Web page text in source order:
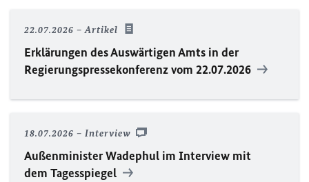
22.07.2026 Artikel
Erklärungen des Auswärtigen Amts in der
Regierungspressekonferenz vom 22.07.2026
18.07.2026 Interview
Außenminister Wadephul im Interview mit
dem Tagesspiegel